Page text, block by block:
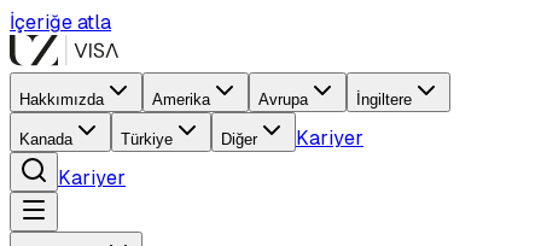
İçeriğe atla
Hakkımızda Amerika Avrupa İngiltere
Kanada Türkiye Diğer
Kariyer
Kariyer